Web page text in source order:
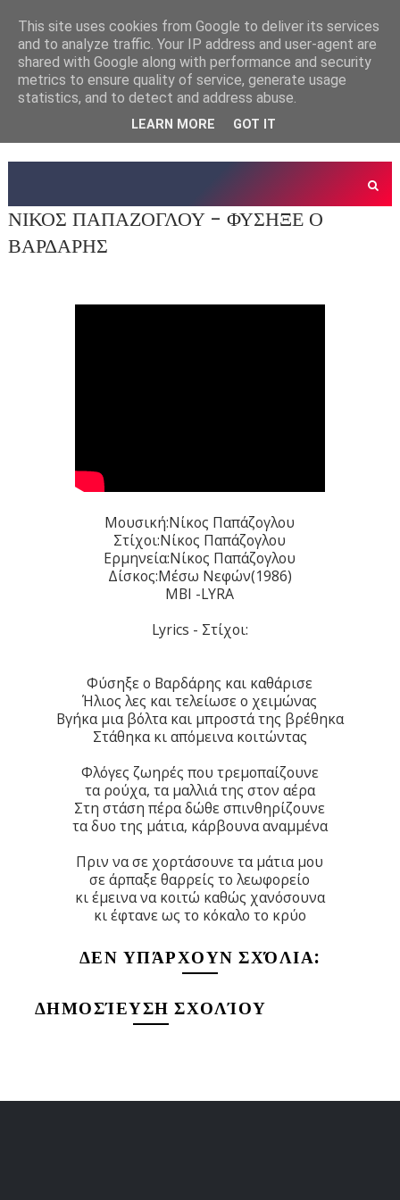
ΝΙΚΟΣ ΠΑΠΑΖΟΓΛΟΥ - ΦΥΣΗΞΕ Ο
ΒΑΡΔΑΡΗΣ
Μουσική:Νίκος Παπάζογλου
Στίχοι:Νίκος Παπάζογλου
Ερμηνεία:Νίκος Παπάζογλου
Δίσκος:Μέσω Νεφών(1986)
MBI -LYRA
Lyrics - Στίχοι:
Φύσηξε ο Βαρδάρης και καθάρισε
Ήλιος λες και τελείωσε ο χειμώνας
Βγήκα μια βόλτα και μπροστά της βρέθηκα
Στάθηκα κι απόμεινα κοιτώντας
Φλόγες ζωηρές που τρεμοπαίζουνε
τα ρούχα, τα μαλλιά της στον αέρα
Στη στάση πέρα δώθε σπινθηρίζουνε
τα δυο της μάτια, κάρβουνα αναμμένα
Πριν να σε χορτάσουνε τα μάτια μου
σε άρπαξε θαρρείς το λεωφορείο
κι έμεινα να κοιτώ καθώς χανόσουνα
κι έφτανε ως το κόκαλο το κρύο
ΔΕΝ ΥΠΆΡΧΟΥΝ ΣΧΌΛΙΑ:
ΔΗΜΟΣΊΕΥΣΗ ΣΧΟΛΊΟΥ
This site uses cookies from Google to deliver its services
and to analyze traffic. Your IP address and user-agent are
shared with Google along with performance and security
metrics to ensure quality of service, generate usage
statistics, and to detect and address abuse.
LEARN MORE GOT IT